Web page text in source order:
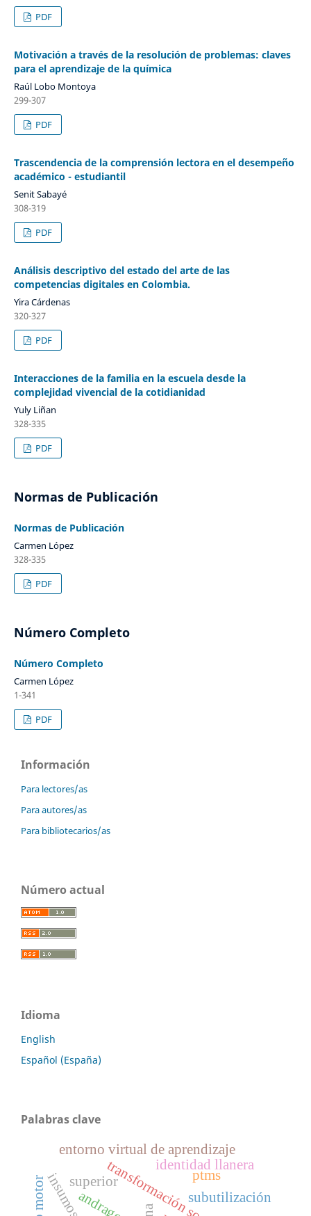
PDF
Motivación a través de la resolución de problemas: claves
para el aprendizaje de la química
Raúl Lobo Montoya
299-307
PDF
Trascendencia de la comprensión lectora en el desempeño
académico - estudiantil
Senit Sabayé
308-319
PDF
Análisis descriptivo del estado del arte de las
competencias digitales en Colombia.
Yira Cárdenas
320-327
PDF
Interacciones de la familia en la escuela desde la
complejidad vivencial de la cotidianidad
Yuly Liñan
328-335
PDF
Normas de Publicación
Normas de Publicación
Carmen López
328-335
PDF
Número Completo
Número Completo
Carmen López
1-341
PDF
Información
Para lectores/as
Para autores/as
Para bibliotecarios/as
Número actual
Idioma
English
Español (España)
Palabras clave
ptms
entorno virtual de aprendizaje
identidad llanera
subutilización
superior